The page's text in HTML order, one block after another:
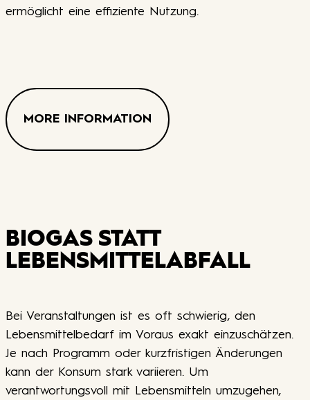
ermöglicht eine effiziente Nutzung.
MORE INFORMATION
BIOGAS STATT
LEBENSMITTELABFALL
Bei Veranstaltungen ist es oft schwierig, den
Lebensmittelbedarf im Voraus exakt einzuschätzen.
Je nach Programm oder kurzfristigen Änderungen
kann der Konsum stark variieren. Um
verantwortungsvoll mit Lebensmitteln umzugehen,